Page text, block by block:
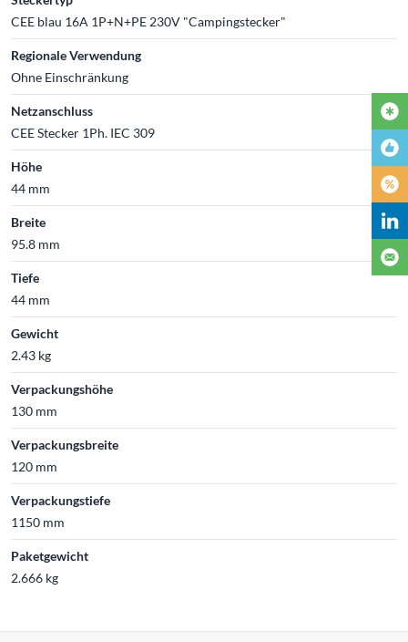
CEE blau 16A 1P+N+PE 230V "Campingstecker"
Regionale Verwendung
Ohne Einschränkung
Netzanschluss
CEE Stecker 1Ph. IEC 309
Höhe
44 mm
Breite
95.8 mm
Tiefe
44 mm
Gewicht
2.43 kg
Verpackungshöhe
130 mm
Verpackungsbreite
120 mm
Verpackungstiefe
1150 mm
Paketgewicht
2.666 kg